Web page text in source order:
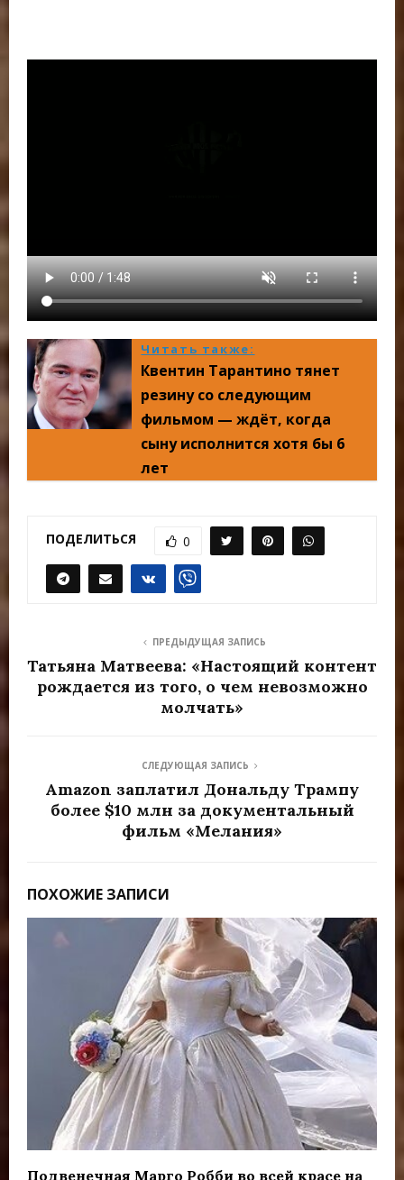
Читать также:
Квентин Тарантино тянет
резину со следующим
фильмом — ждёт, когда
сыну исполнится хотя бы 6
лет
ПОДЕЛИТЬСЯ 0
ПРЕДЫДУЩАЯ ЗАПИСЬ
Татьяна Матвеева: «Настоящий контент
рождается из того, о чем невозможно
молчать»
СЛЕДУЮЩАЯ ЗАПИСЬ
Amazon заплатил Дональду Трампу
более $10 млн за документальный
фильм «Мелания»
ПОХОЖИЕ ЗАПИСИ
Подвенечная Марго Робби во всей красе на